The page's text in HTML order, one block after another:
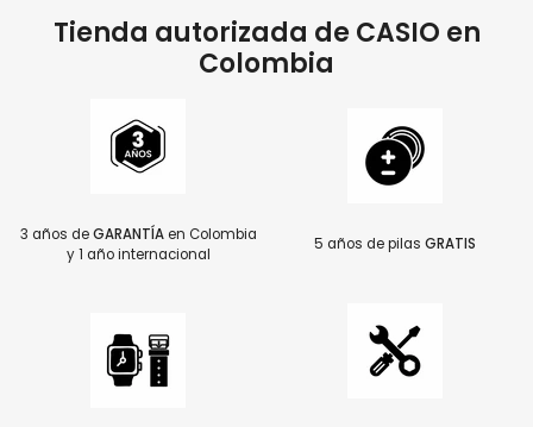
Tienda autorizada de CASIO en
Colombia
3 años deGARANTÍAen Colombia
y 1 año internacional
5 años de pilas GRATIS